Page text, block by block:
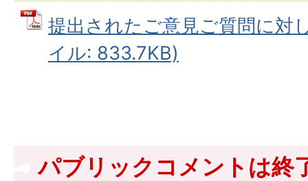
提出されたご意見ご質問に対
イル: 833.7KB)
パブリックコメントは終